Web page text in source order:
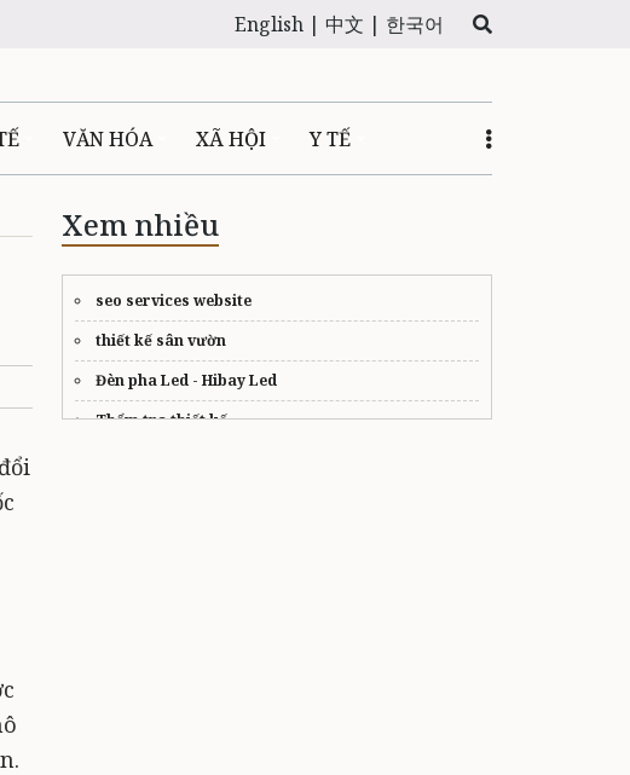
English | 中文 | 한국어
VĂN HÓA XÃ HỘI Y TẾ
Xem nhiều
seo services website
thiết kế sân vườn
Đèn pha Led - Hibay Led
Thẩm tra thiết kế